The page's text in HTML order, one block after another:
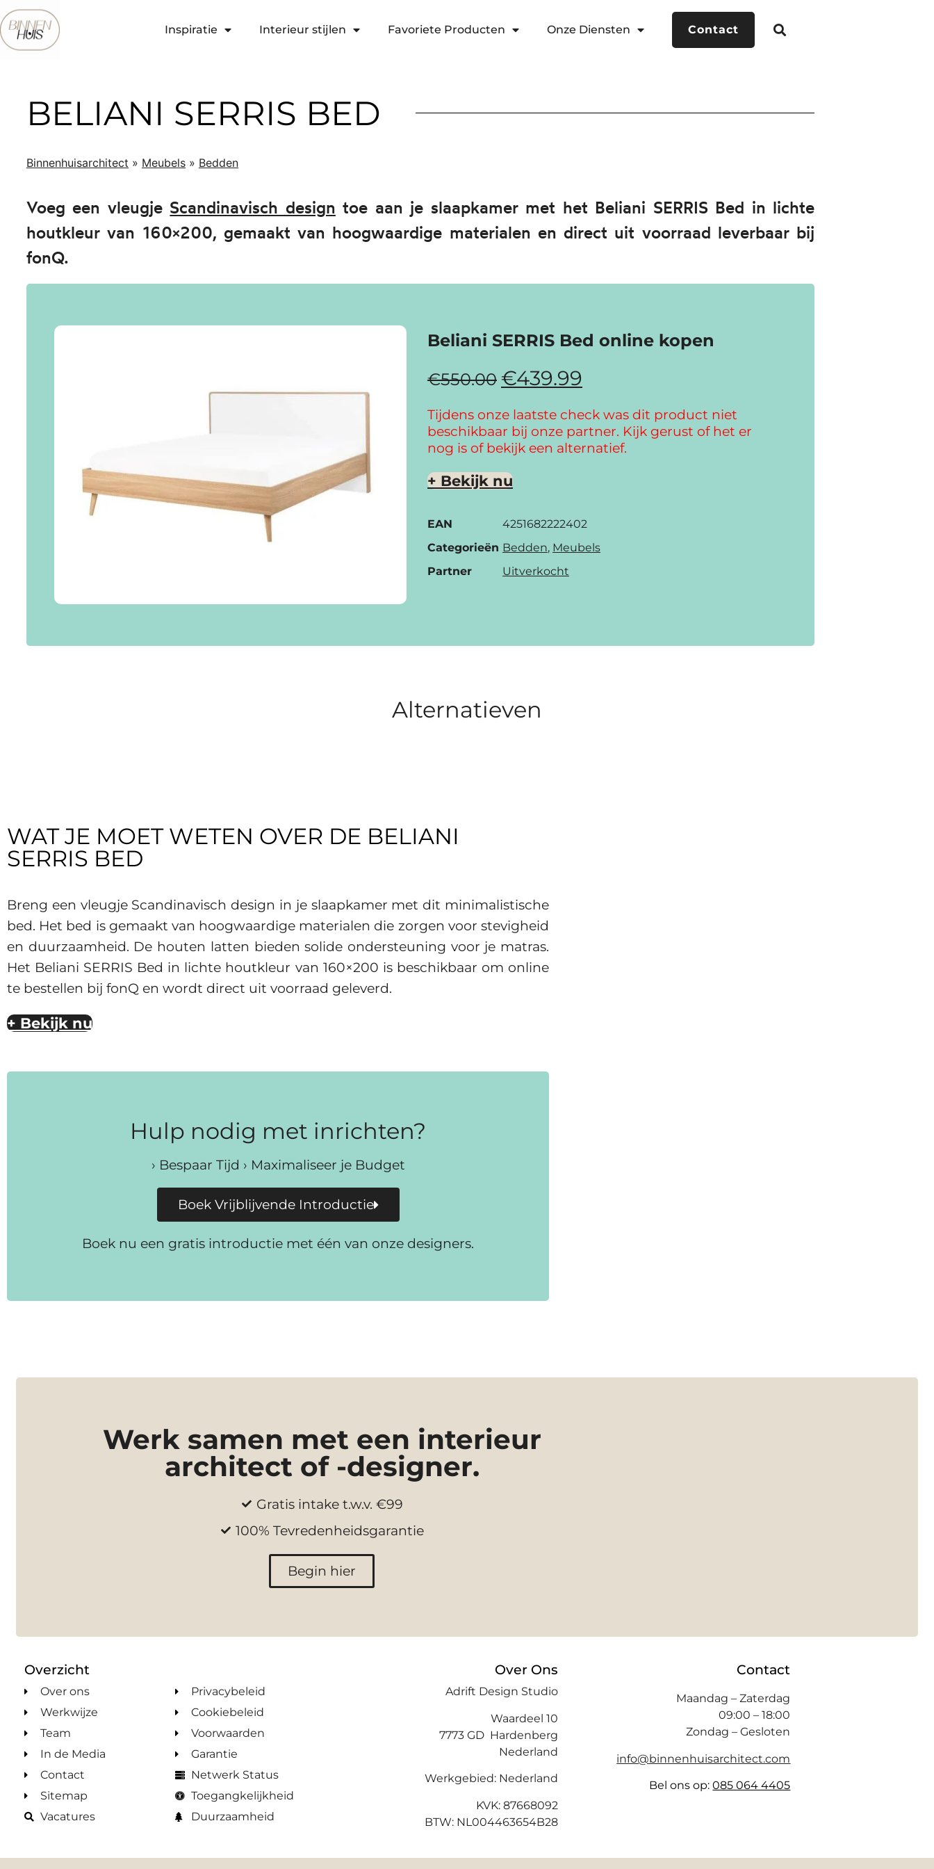
Inspiratie Interieur stijlen Favoriete Producten Onze Diensten Contact
BELIANI SERRIS BED
Binnenhuisarchitect » Meubels » Bedden
Voeg een vleugje Scandinavisch design toe aan je slaapkamer met het Beliani SERRIS Bed in lichte
houtkleur van 160×200, gemaakt van hoogwaardige materialen en direct uit voorraad leverbaar bij
fonQ.
Beliani SERRIS Bed online kopen
€550.00 €439.99
Tijdens onze laatste check was dit product niet
beschikbaar bij onze partner. Kijk gerust of het er
nog is of bekijk een alternatief.
+ Bekijk nu
EAN
4251682222402
Categorieën Bedden, Meubels
Partner
Uitverkocht
Alternatieven
WAT JE MOET WETEN OVER DE BELIANI
SERRIS BED
Breng een vleugje Scandinavisch design in je slaapkamer met dit minimalistische
bed. Het bed is gemaakt van hoogwaardige materialen die zorgen voor stevigheid
en duurzaamheid. De houten latten bieden solide ondersteuning voor je matras.
Het Beliani SERRIS Bed in lichte houtkleur van 160×200 is beschikbaar om online
te bestellen bij fonQ en wordt direct uit voorraad geleverd.
+ Bekijk nu
Hulp nodig met inrichten?
› Bespaar Tijd › Maximaliseer je Budget
Boek Vrijblijvende Introductie
Boek nu een gratis introductie met één van onze designers.
Werk samen met een interieur
architect of -designer.
Gratis intake t.w.v. €99
100% Tevredenheidsgarantie
Begin hier
Overzicht
Over ons
Werkwijze
Team
In de Media
Contact
Sitemap
Vacatures
Privacybeleid
Cookiebeleid
Voorwaarden
Garantie
Netwerk Status
Toegangkelijkheid
Duurzaamheid
Over Ons
Adrift Design Studio
Waardeel 10
7773 GD Hardenberg
Nederland
Werkgebied: Nederland
KVK: 87668092
BTW: NL004463654B28
Contact
Maandag – Zaterdag
09:00 – 18:00
Zondag – Gesloten
info@binnenhuisarchitect.com
Bel ons op:085 064 4405